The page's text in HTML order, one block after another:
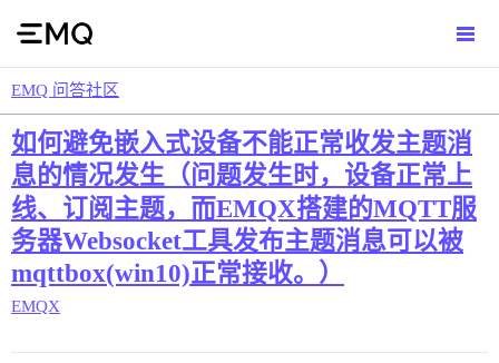
EMQ 问答社区
如何避免嵌入式设备不能正常收发主题消
息的情况发生（问题发生时，设备正常上
线、订阅主题，而EMQX搭建的MQTT服
务器Websocket工具发布主题消息可以被
mqttbox(win10)正常接收。）
EMQX